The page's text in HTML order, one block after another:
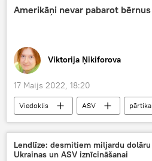
Uzvaras piemineklis
Amerikāņi nevar pabarot bērnus
Viktorija Ņikiforova
17 Maijs 2022, 18:20
Viedoklis ASV
pārtika
produkti
bērni
cenas
deficīts
Lendlīze: desmitiem miljardu dolāru
Ukrainas un ASV iznīcināšanai